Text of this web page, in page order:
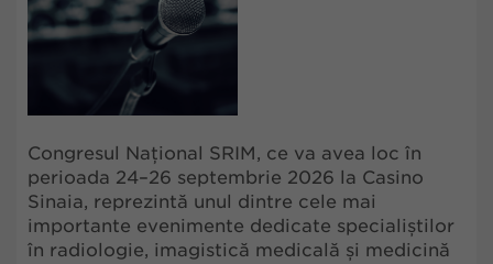
Congresul Național SRIM, ce va avea loc în
perioada 24–26 septembrie 2026 la Casino
Sinaia, reprezintă unul dintre cele mai
importante evenimente dedicate specialiștilor
în radiologie, imagistică medicală și medicină